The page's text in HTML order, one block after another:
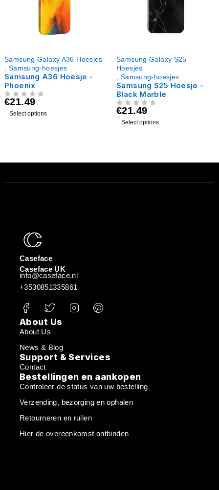
Samsung Galaxy A36 Hoesjes
Samsung-hoesjes
Samsung A36 Hoesje -
Phoenix
€21.49
Select options
Samsung Galaxy S25
Hoesjes
Samsung-hoesjes
Samsung S25 Hoesje -
Black Marble
€21.49
Select options
Caseface
Caseface UK
info@caseface.nl
+3530851335861
About Us
About Us
News & Blog
Support & Services
Contact
Bestellingen en aankopen
Controleer de status van uw bestelling
Verzending, bezorging en ophalen
Retourneren en ruilen
Hier de overeenkomst ontbinden